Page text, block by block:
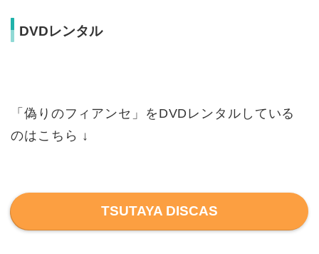
DVDレンタル
「偽りのフィアンセ」をDVDレンタルしている
のはこちら ↓
TSUTAYA DISCAS